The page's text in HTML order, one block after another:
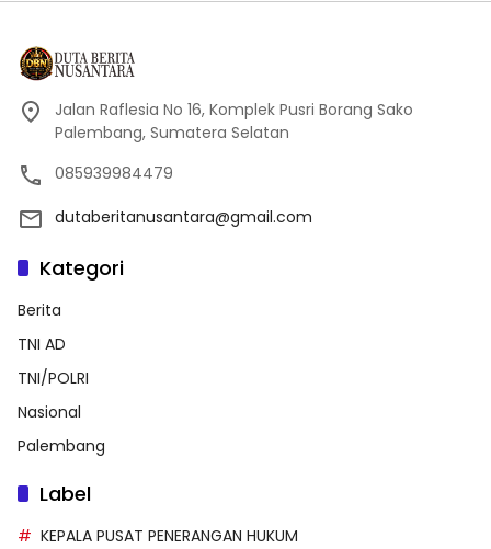
Jalan Raflesia No 16, Komplek Pusri Borang Sako
Palembang, Sumatera Selatan
085939984479
dutaberitanusantara@gmail.com
Kategori
Berita
TNI AD
TNI/POLRI
Nasional
Palembang
Label
KEPALA PUSAT PENERANGAN HUKUM